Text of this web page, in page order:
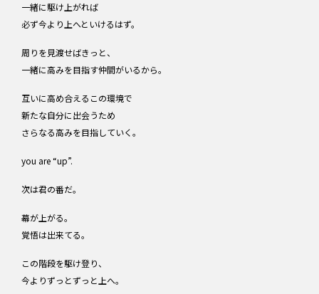
一緒に駆け上がれば
必ず今より上へといけるはず。
周りを見渡せばきっと、
一緒に高みを目指す仲間がいるから。
互いに高め合えるこの環境で
新たな自分に出会うため
さらなる高みを目指していく。
you are “up”.
次は君の番だ。
幕が上がる。
覚悟は出来てる。
この階段を駆け登り、
今よりずっとずっと上へ。